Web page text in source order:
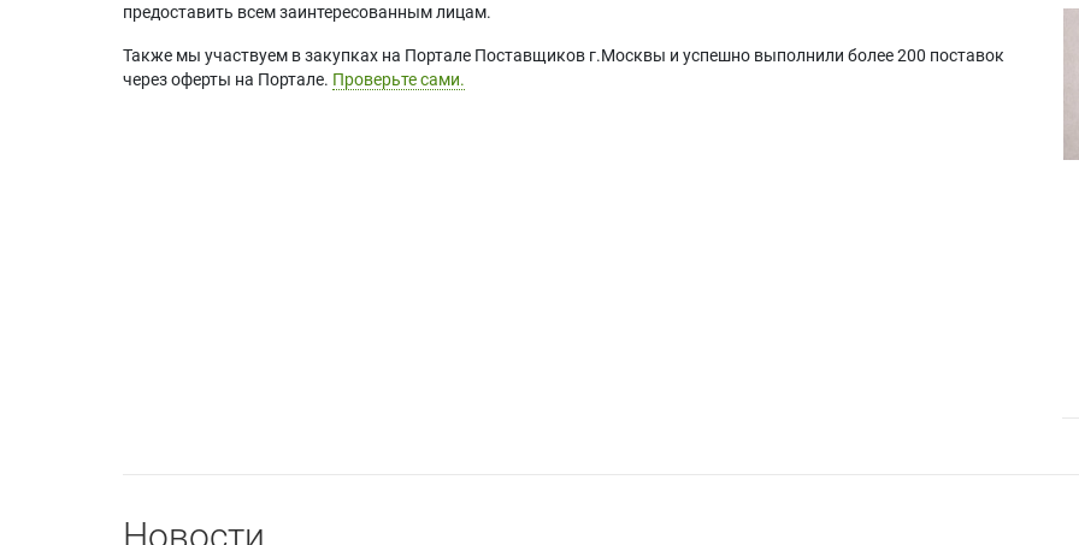
предоставить всем заинтересованным лицам.
Также мы участвуем в закупках на Портале Поставщиков г.Москвы и успешно выполнили более 200 поставок
через оферты на Портале. Проверьте сами.
Новости